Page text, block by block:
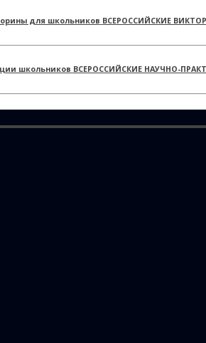
ВСЕРОССИЙСКИЕ
ВСЕРОССИЙСКИЕ НАУЧНО-